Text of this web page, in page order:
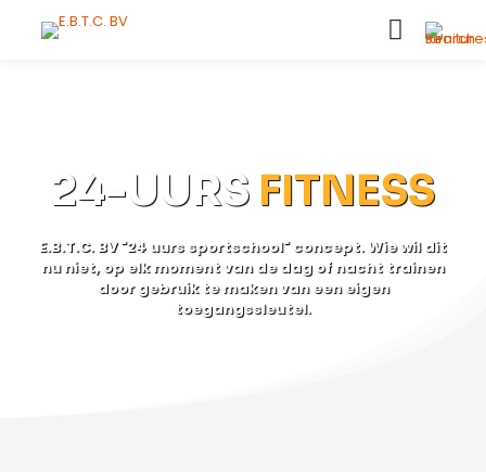
24-UURS FITNESS
E.B.T.C. BV "24 uurs sportschool" concept. Wie wil dit
nu niet, op elk moment van de dag of nacht trainen
door gebruik te maken van een eigen
toegangssleutel.